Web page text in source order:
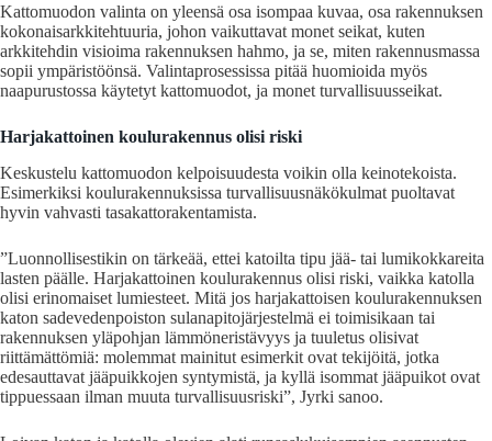
Kattomuodon valinta on yleensä osa isompaa kuvaa, osa rakennuksen
kokonaisarkkitehtuuria, johon vaikuttavat monet seikat, kuten
arkkitehdin visioima rakennuksen hahmo, ja se, miten rakennusmassa
sopii ympäristöönsä. Valintaprosessissa pitää huomioida myös
naapurustossa käytetyt kattomuodot, ja monet turvallisuusseikat.
Harjakattoinen koulurakennus olisi riski
Keskustelu kattomuodon kelpoisuudesta voikin olla keinotekoista.
Esimerkiksi koulurakennuksissa turvallisuusnäkökulmat puoltavat
hyvin vahvasti tasakattorakentamista.
”Luonnollisestikin on tärkeää, ettei katoilta tipu jää- tai lumikokkareita
lasten päälle. Harjakattoinen koulurakennus olisi riski, vaikka katolla
olisi erinomaiset lumiesteet. Mitä jos harjakattoisen koulurakennuksen
katon sadevedenpoiston sulanapitojärjestelmä ei toimisikaan tai
rakennuksen yläpohjan lämmöneristävyys ja tuuletus olisivat
riittämättömiä: molemmat mainitut esimerkit ovat tekijöitä, jotka
edesauttavat jääpuikkojen syntymistä, ja kyllä isommat jääpuikot ovat
tippuessaan ilman muuta turvallisuusriski”, Jyrki sanoo.